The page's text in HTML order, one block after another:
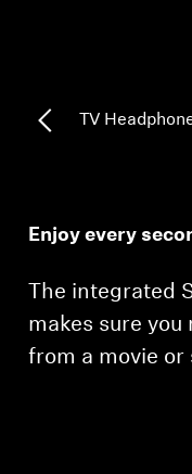
Hearing
TV Hearing
Hearing Resources
Genuine Hearing
TV
Enjoy every
The integrated
makes sure
from a movie or